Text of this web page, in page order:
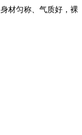
材匀称、气质好，裸